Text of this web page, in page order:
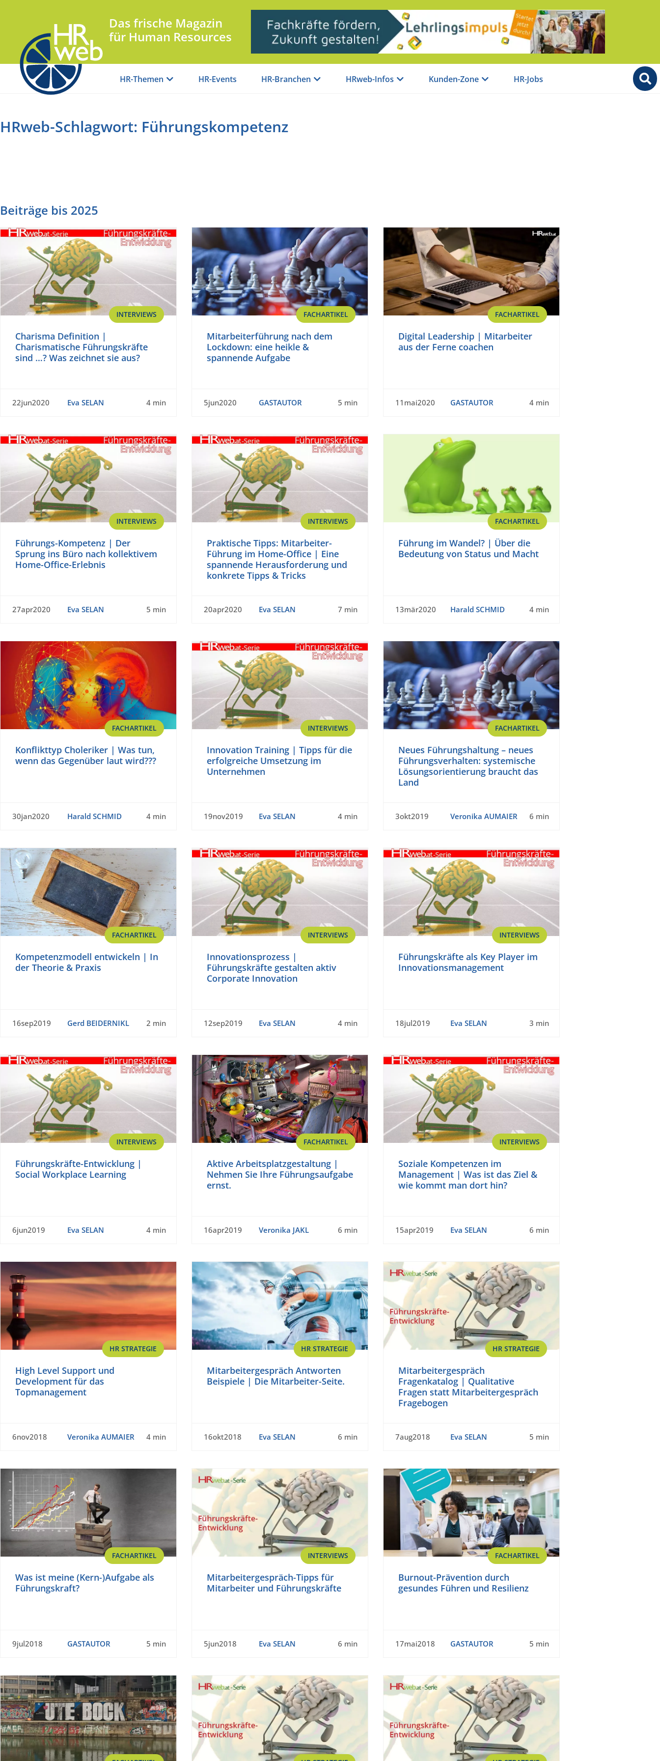
Das frische Magazin
für Human Resources
HR-Themen HR-Events HR-Branchen HRweb-Infos Kunden-Zone HR-Jobs
HRweb-Schlagwort: Führungskompetenz
Beiträge bis 2025
INTERVIEWS
Charisma Definition |
Charismatische Führungskräfte
sind …? Was zeichnet sie aus?
22jun2020 Eva SELAN 4 min
FACHARTIKEL
Mitarbeiterführung nach dem
Lockdown: eine heikle &
spannende Aufgabe
5jun2020 GASTAUTOR 5 min
FACHARTIKEL
Digital Leadership | Mitarbeiter
aus der Ferne coachen
11mai2020 GASTAUTOR 4 min
INTERVIEWS
Führungs-Kompetenz | Der
Sprung ins Büro nach kollektivem
Home-Office-Erlebnis
27apr2020 Eva SELAN 5 min
INTERVIEWS
Praktische Tipps: Mitarbeiter-
Führung im Home-Office | Eine
spannende Herausforderung und
konkrete Tipps & Tricks
20apr2020 Eva SELAN 7 min
FACHARTIKEL
Führung im Wandel? | Über die
Bedeutung von Status und Macht
13mär2020 Harald SCHMID 4 min
FACHARTIKEL
Konflikttyp Choleriker | Was tun,
wenn das Gegenüber laut wird???
30jan2020 Harald SCHMID 4 min
INTERVIEWS
Innovation Training | Tipps für die
erfolgreiche Umsetzung im
Unternehmen
19nov2019 Eva SELAN 4 min
FACHARTIKEL
Neues Führungshaltung – neues
Führungsverhalten: systemische
Lösungsorientierung braucht das
Land
3okt2019 Veronika AUMAIER 6 min
FACHARTIKEL
Kompetenzmodell entwickeln | In
der Theorie & Praxis
16sep2019 Gerd BEIDERNIKL 2 min
INTERVIEWS
Innovationsprozess |
Führungskräfte gestalten aktiv
Corporate Innovation
12sep2019 Eva SELAN 4 min
INTERVIEWS
Führungskräfte als Key Player im
Innovationsmanagement
18jul2019 Eva SELAN 3 min
INTERVIEWS
Führungskräfte-Entwicklung |
Social Workplace Learning
6jun2019 Eva SELAN 4 min
FACHARTIKEL
Aktive Arbeitsplatzgestaltung |
Nehmen Sie Ihre Führungsaufgabe
ernst.
16apr2019 Veronika JAKL 6 min
INTERVIEWS
Soziale Kompetenzen im
Management | Was ist das Ziel &
wie kommt man dort hin?
15apr2019 Eva SELAN 6 min
HR STRATEGIE
High Level Support und
Development für das
Topmanagement
6nov2018 Veronika AUMAIER 4 min
HR STRATEGIE
Mitarbeitergespräch Antworten
Beispiele | Die Mitarbeiter-Seite.
16okt2018 Eva SELAN 6 min
HR STRATEGIE
Mitarbeitergespräch
Fragenkatalog | Qualitative
Fragen statt Mitarbeitergespräch
Fragebogen
7aug2018 Eva SELAN 5 min
FACHARTIKEL
Was ist meine (Kern-)Aufgabe als
Führungskraft?
9jul2018 GASTAUTOR 5 min
INTERVIEWS
Mitarbeitergespräch-Tipps für
Mitarbeiter und Führungskräfte
5jun2018 Eva SELAN 6 min
FACHARTIKEL
Burnout-Prävention durch
gesundes Führen und Resilienz
17mai2018 GASTAUTOR 5 min